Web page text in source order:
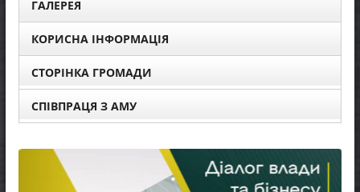
ГАЛЕРЕЯ
КОРИСНА ІНФОРМАЦІЯ
СТОРІНКА ГРОМАДИ
СПІВПРАЦЯ З АМУ